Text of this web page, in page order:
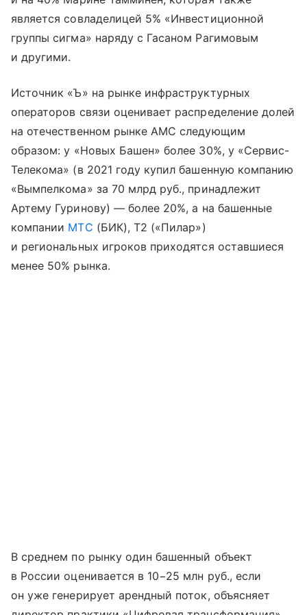
является совладелицей 5% «Инвестиционной
группы сигма» наряду с Гасаном Рагимовым
и другими.
Источник «Ъ» на рынке инфраструктурных
операторов связи оценивает распределение долей
на отечественном рынке АМС следующим
образом: у «Новых Башен» более 30%, у «Сервис-
Телекома» (в 2021 году купил башенную компанию
«Вымпелкома» за 70 млрд руб., принадлежит
Артему Гуринову) — более 20%, а на башенные
компании МТС (БИК), Т2 («Пилар»)
и региональных игроков приходятся оставшиеся
менее 50% рынка.
В среднем по рынку один башенный объект
в России оценивается в 10−25 млн руб., если
он уже генерирует арендный поток, объясняет